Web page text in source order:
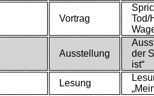
Vortrag
Tod/
Ausstellung
der
ist“
Lesung